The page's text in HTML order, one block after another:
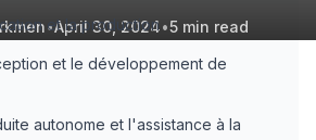
•April 30, 2024•5 min read
et la production
et le développement de
autonome et l'assistance à la